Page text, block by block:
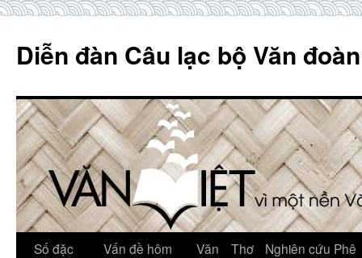
content
Diễn đàn Câu lạc bộ Văn
Số đặc
Vấn đề hôm
Văn Thơ
Nghiên cứu Phê